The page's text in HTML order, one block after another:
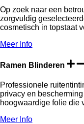
Op zoek naar een
zorgvuldig
cosmetisch in topstaat
Meer Info
Ramen Blinderen
Professionele
privacy en
hoogwaardige folie die
Meer Info